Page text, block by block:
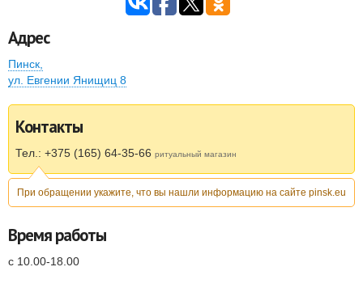
Адрес
Пинск,
ул. Евгении Янищиц 8
Контакты
Тел.: +375 (165) 64-35-66 ритуальный магазин
При обращении укажите, что вы нашли информацию на сайте pinsk.eu
Время работы
с 10.00-18.00